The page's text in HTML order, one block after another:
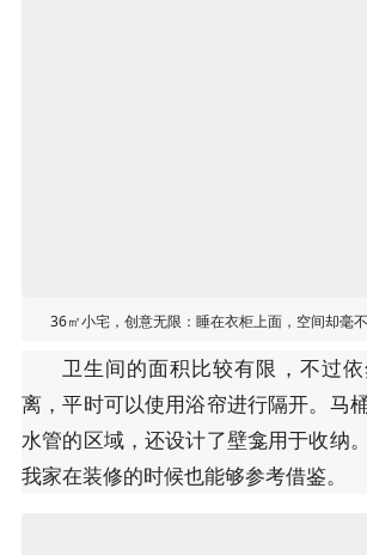
36㎡小宅，创意无限：睡在衣柜上面，空间却毫不
卫生间的面积比较有限，不过
离，平时可以使用浴帘进行隔开。马
水管的区域，还设计了壁龛用于收纳
我家在装修的时候也能够参考借鉴。